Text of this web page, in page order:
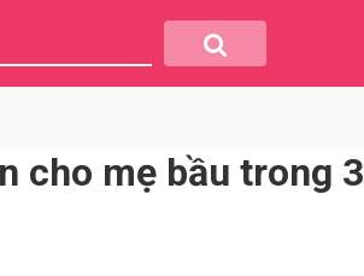
cho mẹ bầu trong 3